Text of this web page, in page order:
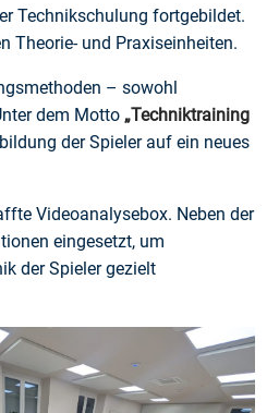
Technikschulung fortgebildet.
Theorie- und Praxiseinheiten.
– sowohl
dem Motto „Techniktraining
der Spieler auf ein neues
Videoanalysebox. Neben der
eingesetzt, um
der Spieler gezielt